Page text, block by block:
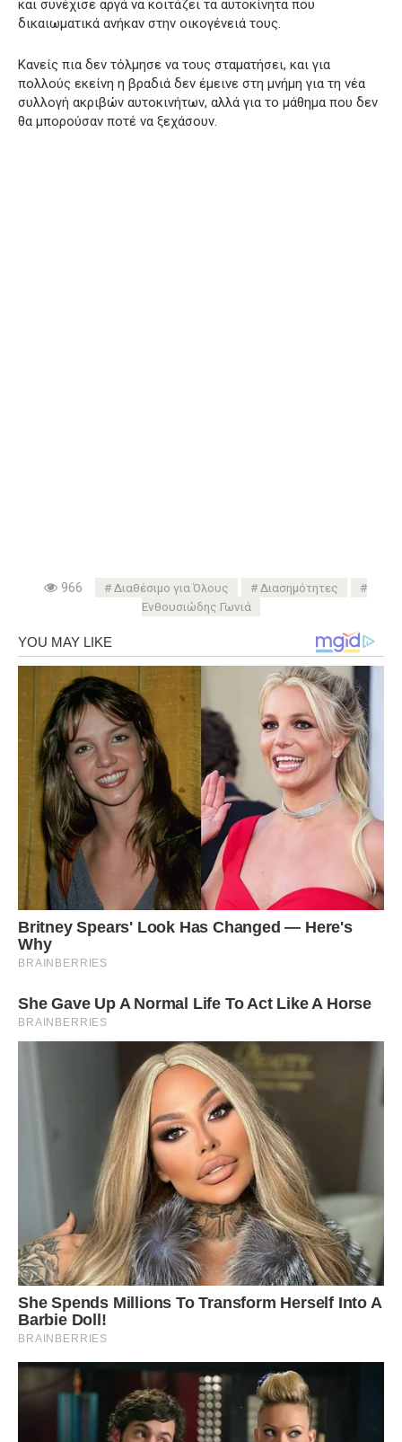
και συνέχισε αργά να κοιτάζει τα αυτοκίνητα που
δικαιωματικά ανήκαν στην οικογένειά τους.
Κανείς πια δεν τόλμησε να τους σταματήσει, και για
πολλούς εκείνη η βραδιά δεν έμεινε στη μνήμη για τη νέα
συλλογή ακριβών αυτοκινήτων, αλλά για το μάθημα που δεν
θα μπορούσαν ποτέ να ξεχάσουν.
966 Διαθέσιμο για Όλους
Διασημότητες
Ενθουσιώδης Γωνιά